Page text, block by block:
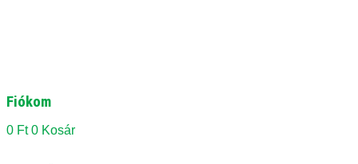
Fiókom
0 Ft 0 Kosár